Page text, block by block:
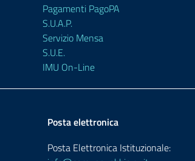
Pagamenti PagoPA
S.U.A.P.
Servizio Mensa
S.U.E.
IMU On-Line
Posta elettronica
Posta Elettronica Istituzionale: